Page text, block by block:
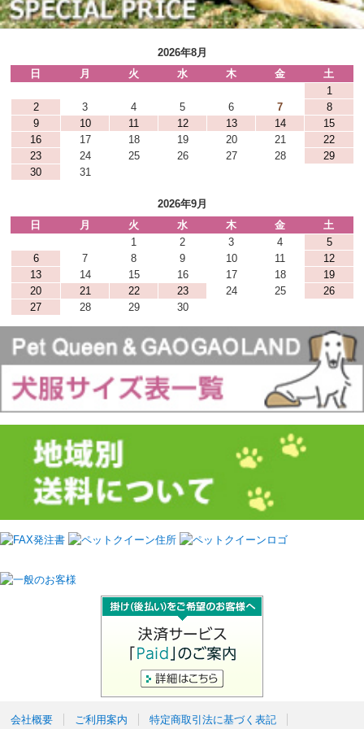
2026年8月
日
月 火 水 木 金
土
1
2
3 4 5 6 7
8
9
10 11 12 13 14
15
16
17 18 19 20 21
22
23
24 25 26 27 28
29
30
31
2026年9月
日
月 火 水 木 金
土
1
2 3 4
5
6
7 8 9 10 11
12
13
14 15 16 17 18
19
20
21 22 23 24 25
26
27
28 29 30
会社概要 ご利用案内 特定商取引法に基づく表記